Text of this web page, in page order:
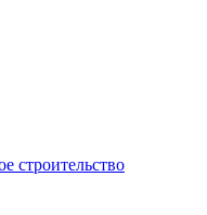
строительство